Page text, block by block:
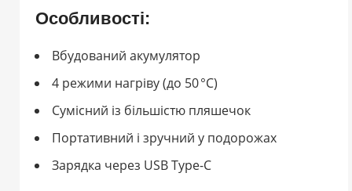
Особливості:
Вбудований акумулятор
4 режими нагріву (до 50 °C)
Сумісний із більшістю пляшечок
Портативний і зручний у подорожах
Зарядка через USB Type-C